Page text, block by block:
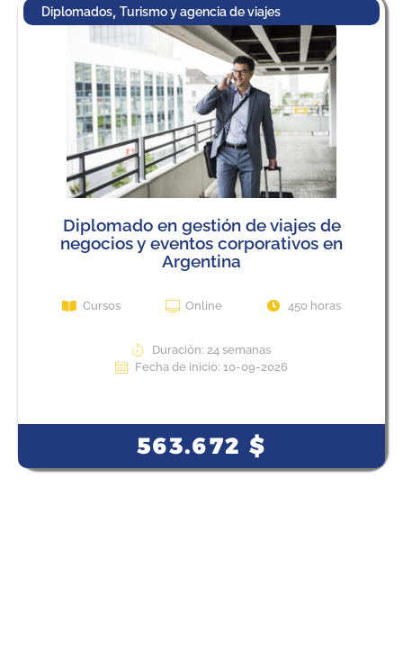
Diplomados,Turismo y agencia de viajes
Diplomado en gestión de viajes de
negocios y eventos corporativos en
Argentina
Cursos Online 450 horas
Duración: 24 semanas
Fecha de inicio: 10-09-2026
563.672$